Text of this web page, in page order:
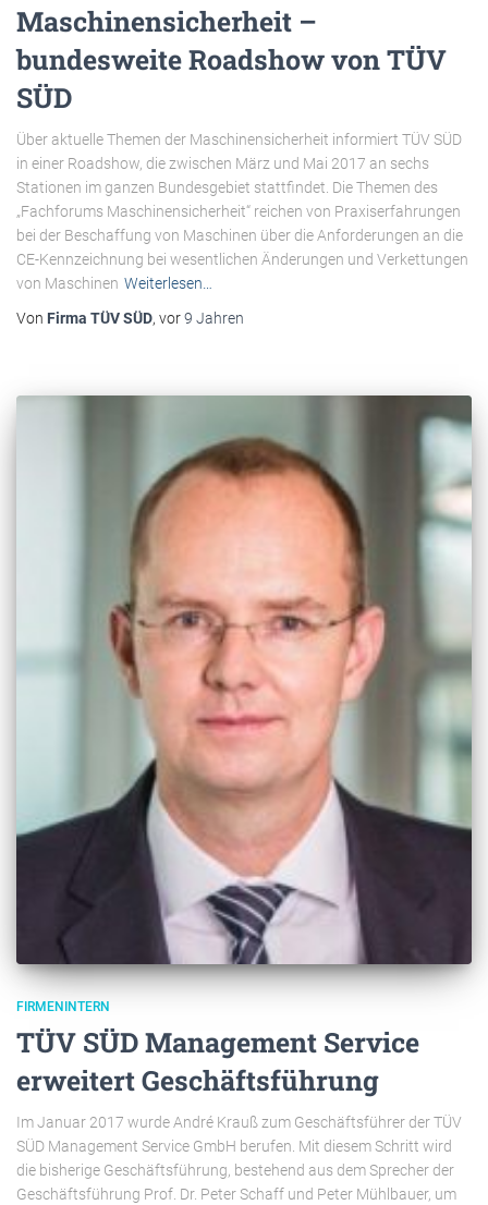
Maschinensicherheit –
bundesweite Roadshow von TÜV
SÜD
Über aktuelle Themen der Maschinensicherheit informiert TÜV SÜD
in einer Roadshow, die zwischen März und Mai 2017 an sechs
Stationen im ganzen Bundesgebiet stattfindet. Die Themen des
„Fachforums Maschinensicherheit“ reichen von Praxiserfahrungen
bei der Beschaffung von Maschinen über die Anforderungen an die
CE-Kennzeichnung bei wesentlichen Änderungen und Verkettungen
von Maschinen Weiterlesen…
Von Firma TÜV SÜD, vor9 Jahren
FIRMENINTERN
TÜV SÜD Management Service
erweitert Geschäftsführung
Im Januar 2017 wurde André Krauß zum Geschäftsführer der TÜV
SÜD Management Service GmbH berufen. Mit diesem Schritt wird
die bisherige Geschäftsführung, bestehend aus dem Sprecher der
Geschäftsführung Prof. Dr. Peter Schaff und Peter Mühlbauer, um